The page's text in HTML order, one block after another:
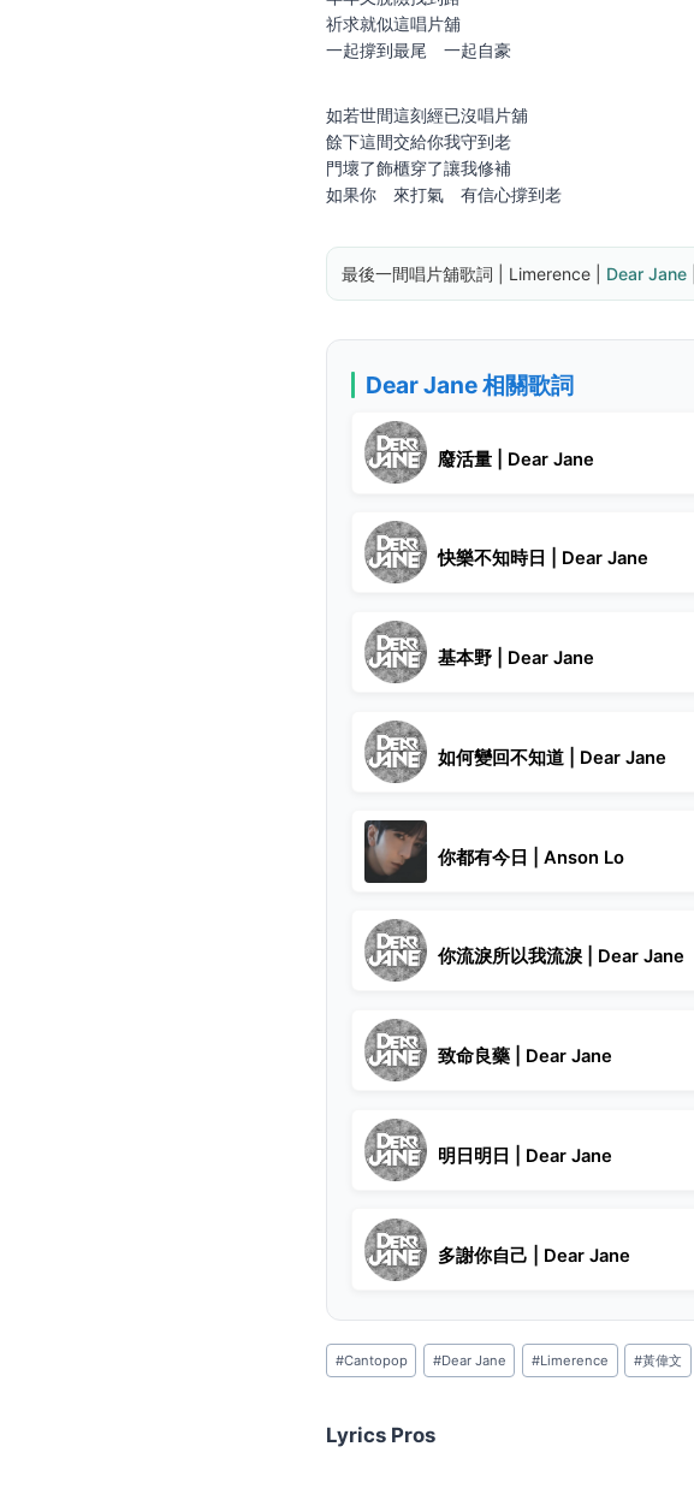
祈求就似這唱片舖
一起撐到最尾 一起自豪
如若世間這刻經已沒唱片舖
餘下這間交給你我守到老
門壞了飾櫃穿了讓我修補
如果你 來打氣 有信心撐到老
最後一間唱片舖歌詞 | Limerence | Dear Jane
Dear Jane 相關歌詞
廢活量 | Dear Jane
快樂不知時日 | Dear Jane
基本野 | Dear Jane
如何變回不知道 | Dear Jane
你都有今日 | Anson Lo
你流淚所以我流淚 | Dear Jane
致命良藥 | Dear Jane
明日明日 | Dear Jane
多謝你自己 | Dear Jane
Post
Tags:
#Cantopop #Dear Jane #Limerence #黃偉文
Lyrics Pros